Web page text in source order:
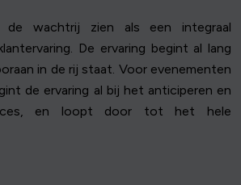
de wachtrij zien als een integraal
De ervaring begint al lang
in de rij staat. Voor evenementen
de ervaring al bij het anticiperen en
en loopt door tot het hele